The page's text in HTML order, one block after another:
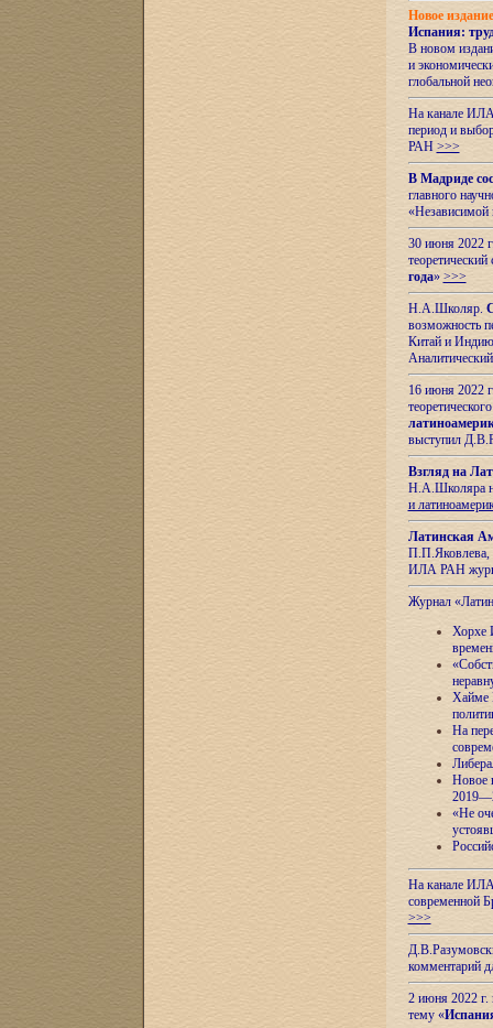
Новое
Испания:
В новом
и
глобальной
На канале
период и
РАН >>>
В Мадриде
главного
«Независимой
30 июня 2022
года» >>>
Н.А.Школяр.
возможность
Китай и
16 июня 2022
выступил
Взгляд на
Н.А.Школяра
и
Латинская
П.П.Яковлева,
ИЛА РАН
Журнал
Хорхе
Хайме
На
Новое
«Не
На канале ИЛА
современной
>>>
комментарий
2 июня 2022 г.
тему «